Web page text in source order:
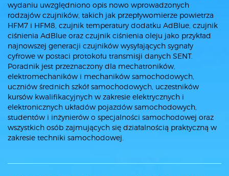
wydaniu uwzględniono opis nowo wprowadzonych
rodzajów czujników, takich jak przepływomierze powietrza
HFM7 i HFM8, czujnik temperatury dodatku AdBlue, czujnik
ciśnienia AdBlue oraz czujnik ciśnienia oleju jako przykład
najnowszej generacji czujników wysyłających sygnały
cyfrowe w postaci protokołu transmisji danych SENT.
Poradnik jest przeznaczony dla mechatroników,
elektromechaników i mechaników samochodowych,
uczniów średnich szkół samochodowych, uczestników
kursów kwalifikacyjnych w zakresie elektrycznych i
elektronicznych układów pojazdów samochodowych,
studentów i inżynierów o specjalności samochodowej oraz
wszystkich osób zajmujących się działalnością praktyczną w
zakresie techniki samochodowej.